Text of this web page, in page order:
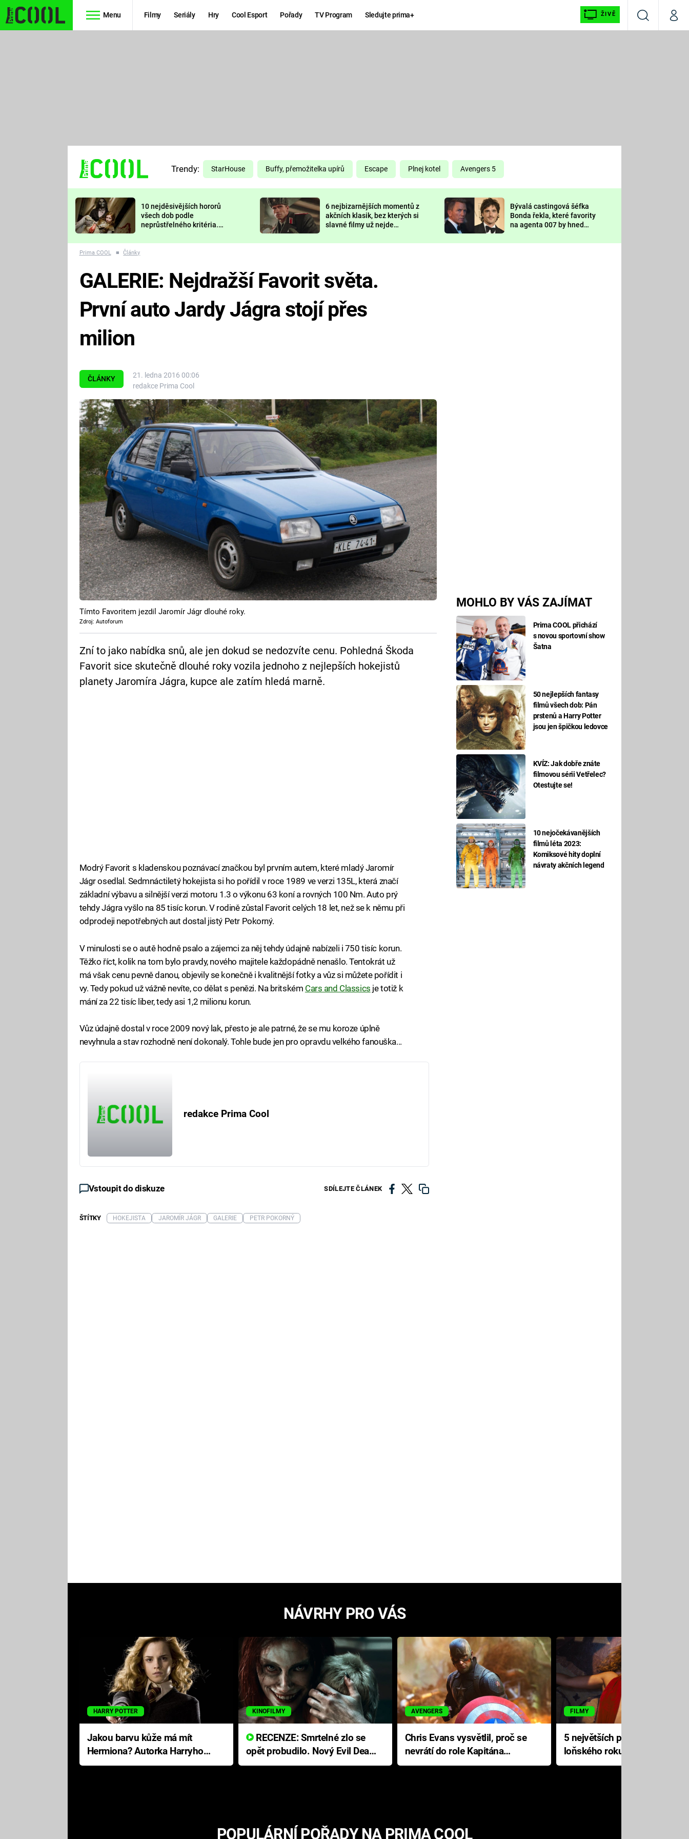
Menu Filmy Seriály Hry Cool Esport Pořady TV Program Sledujte prima+ ŽIVĚ
VyhledáváníMůj
TŘESKU
FUTURAMA
PREDÁTOR
DELIVERANCE
KOMEDIE
CHUCK
NORRIS
DEADPOOL
Prima LAJK
Sledujte nás
Trendy: StarHouse Buffy, přemožitelka upírů Escape Plnej kotel Avengers 5
10 nejděsivějších hororů
všech dob podle
neprůstřelného kritéria.
nejvíc zvednou tep?
6 nejbizarnějších momentů z
akčních klasik, bez kterých si
slavné filmy už nejde
Bývalá castingová šéfka
Bonda řekla, které favority
na agenta 007 by hned
Prima COOL ■ Články
ČLÁNKY
21. ledna 2016 00:06
redakce Prima Cool
MOHLO BY VÁS ZAJÍMAT
Prima COOL přichází
s novou sportovní show
Šatna
50 nejlepších fantasy
filmů všech dob: Pán
prstenů a Harry Potter
jsou jen špičkou ledovce
KVÍZ: Jak dobře znáte
filmovou sérii Vetřelec?
Otestujte se!
10 nejočekávanějších
filmů léta 2023:
Komiksové hity doplní
návraty akčních legend
GALERIE: Nejdražší Favorit světa.
První auto Jardy Jágra stojí přes
milion
Tímto Favoritem jezdil Jaromír Jágr dlouhé roky.
Zdroj: Autoforum
Zní to jako nabídka snů, ale jen dokud se nedozvíte cenu. Pohledná Škoda
Favorit sice skutečně dlouhé roky vozila jednoho z nejlepších hokejistů
planety Jaromíra Jágra, kupce ale zatím hledá marně.
Modrý Favorit s kladenskou poznávací značkou byl prvním autem, které mladý Jaromír
Jágr osedlal. Sedmnáctiletý hokejista si ho pořídil v roce 1989 ve verzi 135L, která značí
základní výbavu a silnější verzi motoru 1.3 o výkonu 63 koní a rovných 100 Nm. Auto prý
tehdy Jágra vyšlo na 85 tisíc korun. V rodině zůstal Favorit celých 18 let, než se k němu při
odprodeji nepotřebných aut dostal jistý Petr Pokorný.
V minulosti se o autě hodně psalo a zájemci za něj tehdy údajně nabízeli i 750 tisíc korun.
Těžko říct, kolik na tom bylo pravdy, nového majitele každopádně nenašlo. Tentokrát už
má však cenu pevně danou, objevily se konečně i kvalitnější fotky a vůz si můžete pořídit i
vy. Tedy pokud už vážně nevíte, co dělat s penězi. Na britském Cars and Classics je totiž k
mání za 22 tisíc liber, tedy asi 1,2 milionu korun.
Vůz údajně dostal v roce 2009 nový lak, přesto je ale patrné, že se mu koroze úplně
nevyhnula a stav rozhodně není dokonalý. Tohle bude jen pro opravdu velkého fanouška...
redakce Prima Cool
Vstoupit do diskuze SDÍLEJTE ČLÁNEK
ŠTÍTKY HOKEJISTA JAROMÍR JÁGR GALERIE PETR POKORNÝ
NÁVRHY PRO VÁS
HARRY POTTER
Jakou barvu kůže má mít
Hermiona? Autorka Harryho
Pottera přišla s ráznou
KINOFILMY
RECENZE: Smrtelné zlo se
opět probudilo. Nový Evil Dead
přichází s neodolatelnou
AVENGERS
Chris Evans vysvětlil, proč se
nevrátí do role Kapitána
Ameriky
FILMY
5 největších propadáků
loňského roku: Disney na
jediné katastrofě prodělal 200
POPULÁRNÍ POŘADY NA PRIMA COOL